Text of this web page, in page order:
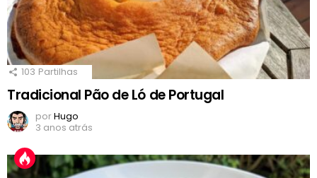
103 Partilhas
Tradicional Pão de Ló de Portugal
porHugo
3 anos atrás